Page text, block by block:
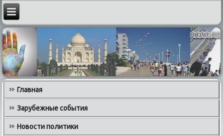
Главная
Зарубежные события
Новости политики